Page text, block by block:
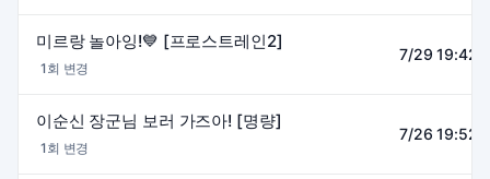
미르랑 놀아잉!💙 [프로스트레인2]
1회 변경
7/29
이순신 장군님 보러 가즈아! [명량]
1회 변경
7/26